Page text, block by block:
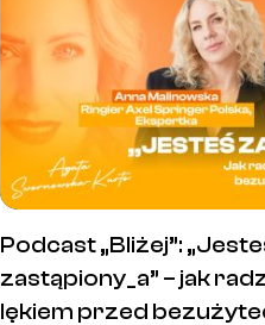
Podcast „Bliżej”:
zastąpiony_a” – jak
lękiem przed